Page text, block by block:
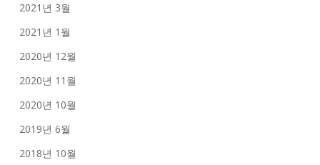
2021년 3월
2021년 1월
2020년 12월
2020년 11월
2020년 10월
2019년 6월
2018년 10월